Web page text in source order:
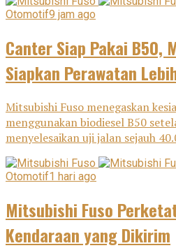
Otomotif9 jam ago
Canter Siap Pakai B50,
Siapkan Perawatan
Mitsubishi Fuso menegaskan
menggunakan biodiesel B50
menyelesaikan uji jalan sejauh
Otomotif1 hari ago
Mitsubishi Fuso
Kendaraan yang Dikirim